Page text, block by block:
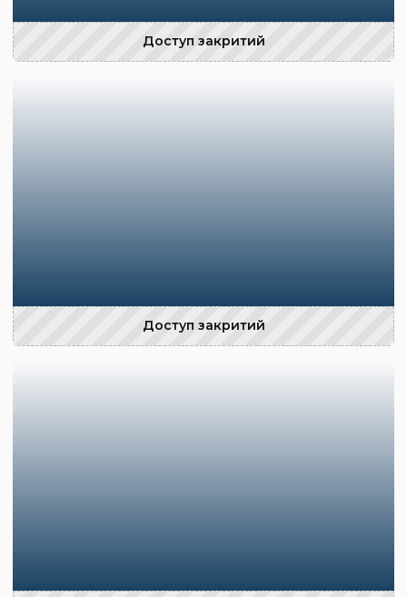
Доступ закритий
Доступ закритий